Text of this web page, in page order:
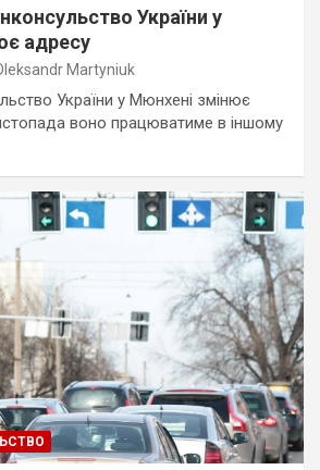
України у
адресу
Martyniuk
України у Мюнхені змінює
воно працюватиме в іншому